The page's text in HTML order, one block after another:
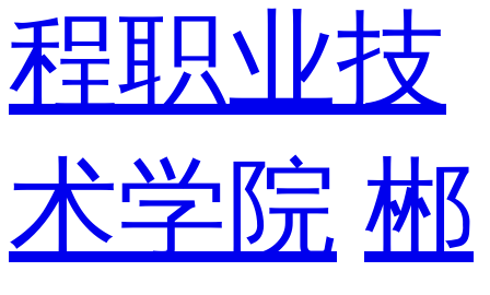
程职业技
术学院 郴